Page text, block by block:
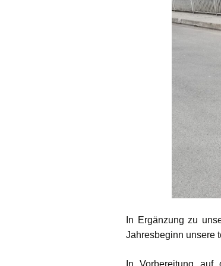
Fotos / Berichte
In Ergänzung zu
Jahresbeginn unsere
In Vorbereitung auf